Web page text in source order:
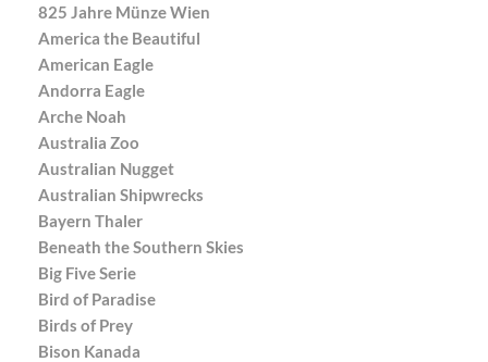
825 Jahre Münze Wien
America the Beautiful
American Eagle
Andorra Eagle
Arche Noah
Australia Zoo
Australian Nugget
Australian Shipwrecks
Bayern Thaler
Beneath the Southern Skies
Big Five Serie
Bird of Paradise
Birds of Prey
Bison Kanada